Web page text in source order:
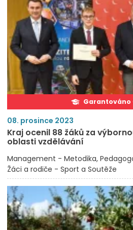
Garantováno
08. prosince 2023
Kraj ocenil 88 žáků za
oblasti vzdělávání
Management - Metodika
Žáci a rodiče - Sport a Soutěže